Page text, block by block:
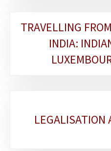
TRAVELLING
INDIA:
LEGALISATION